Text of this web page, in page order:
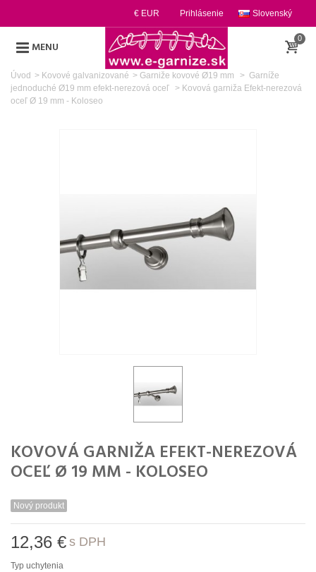
Slovenský
Prihlásenie
€ EUR
MENU
0
Úvod > Kovové galvanizované > Garniže kovové Ø19 mm > Garníže
jednoduché Ø19 mm efekt-nerezová oceľ > Kovová garniža Efekt-nerezová
oceľ Ø 19 mm - Koloseo
KOVOVÁ GARNIŽA EFEKT-NEREZOVÁ
OCEĽ Ø 19 MM - KOLOSEO
Nový produkt
12,36 € s DPH
Typ uchytenia